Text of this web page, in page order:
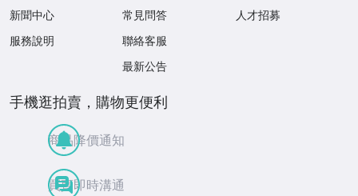
新聞中心
服務說明
常見問答
聯絡客服
最新公告
人才招募
手機逛拍賣，購物更便利
商品降價通知
買賣即時溝通